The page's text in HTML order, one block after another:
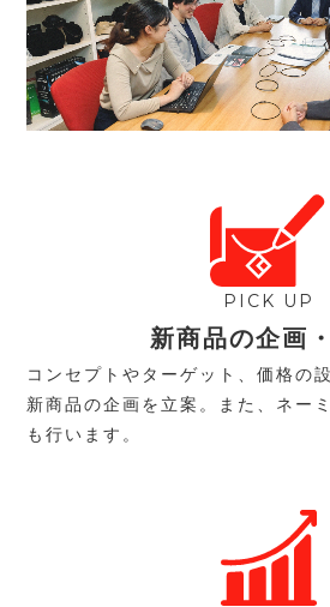
PICK UP
新商品の企画
コンセプトやターゲット、価格の
新商品の企画を立案。また、ネー
も行います。